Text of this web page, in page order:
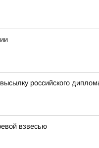
российского
взвесью